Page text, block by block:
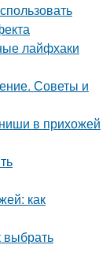
лайфхаки
Советы и
в прихожей
как
выбрать